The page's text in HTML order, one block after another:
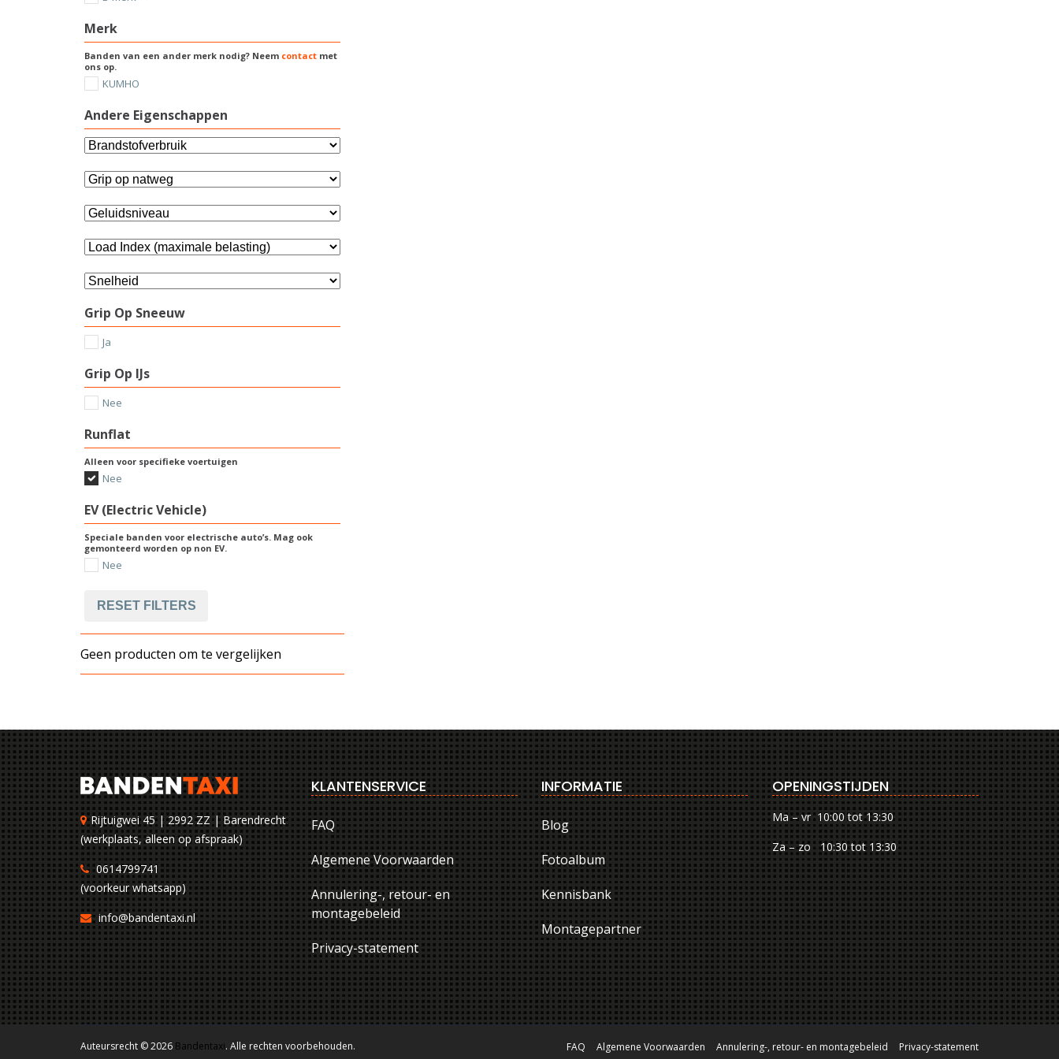
Merk
Banden van een ander merk nodig? Neem contact met
ons op.
KUMHO
Andere Eigenschappen
Grip Op Sneeuw
Ja
Grip Op IJs
Nee
Runflat
Alleen voor specifieke voertuigen
Nee
EV (Electric Vehicle)
Speciale banden voor electrische auto’s. Mag ook
gemonteerd worden op non EV.
Nee
RESET FILTERS
Geen producten om te vergelijken
Rijtuigwei 45 | 2992 ZZ | Barendrecht
(werkplaats, alleen op afspraak)
0614799741
(voorkeur whatsapp)
info@bandentaxi.nl
KLANTENSERVICE
FAQ
Algemene Voorwaarden
Annulering-, retour- en
montagebeleid
Privacy-statement
INFORMATIE
Blog
Fotoalbum
Kennisbank
Montagepartner
OPENINGSTIJDEN
Ma – vr 10:00 tot 13:30
Za – zo 10:30 tot 13:30
Auteursrecht © 2026 Bandentaxi. Alle rechten voorbehouden. FAQ Algemene Voorwaarden Annulering-, retour- en montagebeleid Privacy-statement